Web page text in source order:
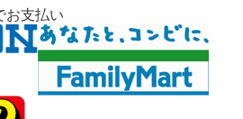
お支払い